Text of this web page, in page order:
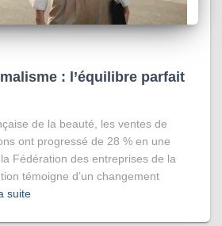
: l’équilibre parfait
de la beauté, les ventes de
ont progressé de 28 % en une
Fédération des entreprises de la
témoigne d’un changement
suite